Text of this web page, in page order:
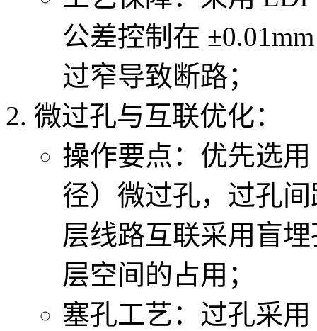
公差控制在
过窄导致断路；
微过孔与互联优化：
操作要点：优先选用
径）微过孔，过孔
层线路互联采用盲
层空间的占用；
塞孔工艺：过孔采